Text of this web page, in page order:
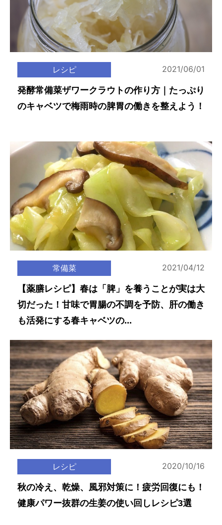
レシピ 2021/06/01
発酵常備菜ザワークラウトの作り方｜たっぷり
のキャベツで梅雨時の脾胃の働きを整えよう！
常備菜 2021/04/12
【薬膳レシピ】春は「脾」を養うことが実は大
切だった！甘味で胃腸の不調を予防、肝の働き
も活発にする春キャベツの...
レシピ 2020/10/16
秋の冷え、乾燥、風邪対策に！疲労回復にも！
健康パワー抜群の生姜の使い回しレシピ3選